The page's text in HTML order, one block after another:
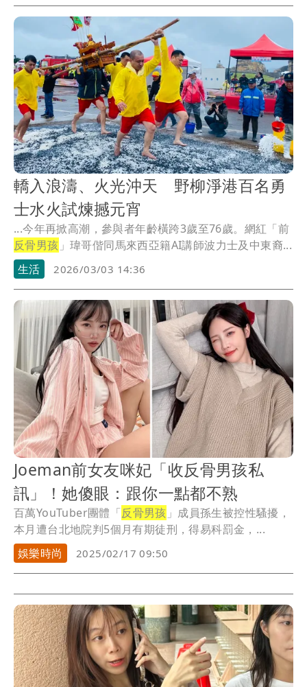
轎入浪濤、火光沖天 野柳淨港百名勇
士水火試煉撼元宵
...今年再掀高潮，參與者年齡橫跨3歲至76歲。網紅「前
反骨男孩 」瑋哥偕同馬來西亞籍AI講師波力士及中東裔...
生活
2026/03/03 14:36
Joeman前女友咪妃「收反骨男孩私
訊」！她傻眼：跟你一點都不熟
百萬YouTuber團體「反骨男孩 」成員孫生被控性騷擾，
本月遭台北地院判5個月有期徒刑，得易科罰金，...
娛樂時尚
2025/02/17 09:50